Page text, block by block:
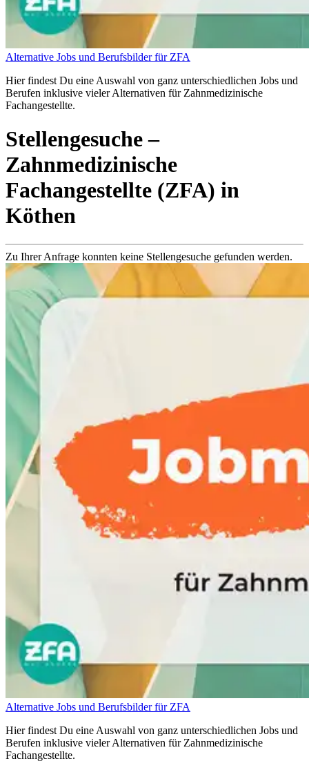
Alternative Jobs und Berufsbilder für ZFA
Hier findest Du eine Auswahl von ganz unterschiedlichen Jobs und
Berufen inklusive vieler Alternativen für Zahnmedizinische
Fachangestellte.
Stellengesuche–
Zahnmedizinische
Fachangestellte (ZFA) in
Köthen
Zu Ihrer Anfrage konnten keine Stellengesuche gefunden werden.
Alternative Jobs und Berufsbilder für ZFA
Hier findest Du eine Auswahl von ganz unterschiedlichen Jobs und
Berufen inklusive vieler Alternativen für Zahnmedizinische
Fachangestellte.